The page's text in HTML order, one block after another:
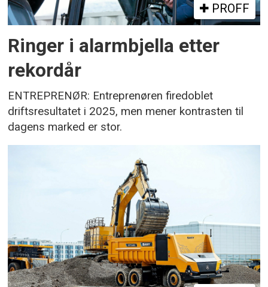
PROFF
Ringer i alarmbjella etter
rekordår
ENTREPRENØR: Entreprenøren firedoblet
driftsresultatet i 2025, men mener kontrasten til
dagens marked er stor.